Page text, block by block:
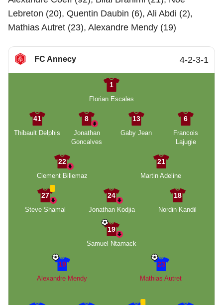
Lebreton (20), Quentin Daubin (6), Ali Abdi (2),
Mathias Autret (23), Alexandre Mendy (19)
FC Annecy 4-2-3-1
1
Florian Escales
41
Thibault Delphis
8
Jonathan
Goncalves
13
Gaby Jean
6
Francois
Lajugie
22
Clement Billemaz
21
Martin Adeline
27
Steve Shamal
24
Jonathan Kodjia
18
Nordin Kandil
19
Samuel Ntamack
19
Alexandre Mendy
23
Mathias Autret